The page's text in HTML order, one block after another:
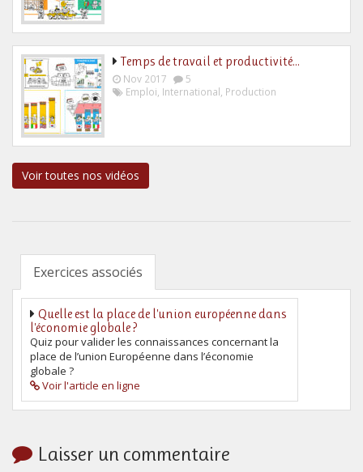
Temps de travail et productivité…
Nov 2017
5
Emploi International Production
Voir toutes nos vidéos
Exercices associés
Quelle est la place de l'union européenne dans
l'économie globale ?
Quiz pour valider les connaissances concernant la
place de l’union Européenne dans l’économie
globale ?
Voir l'article en ligne
Laisser un commentaire